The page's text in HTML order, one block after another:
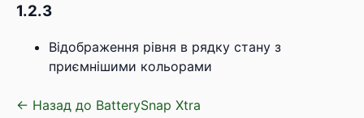
1.2.3
Відображення рівня в рядку стану з
приємнішими кольорами
← Назад до BatterySnap Xtra